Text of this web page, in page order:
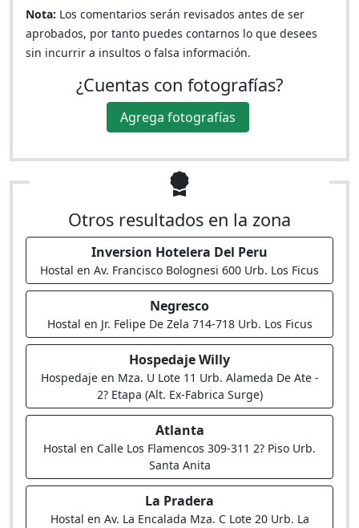
Nota: Los comentarios serán revisados antes de ser
aprobados, por tanto puedes contarnos lo que desees
sin incurrir a insultos o falsa información.
¿Cuentas con fotografías?
Agrega fotografías
Otros resultados en la zona
Inversion Hotelera Del Peru
Hostal en Av. Francisco Bolognesi 600 Urb. Los Ficus
Negresco
Hostal en Jr. Felipe De Zela 714-718 Urb. Los Ficus
Hospedaje Willy
Hospedaje en Mza. U Lote 11 Urb. Alameda De Ate -
2? Etapa (Alt. Ex-Fabrica Surge)
Atlanta
Hostal en Calle Los Flamencos 309-311 2? Piso Urb.
Santa Anita
La Pradera
Hostal en Av. La Encalada Mza. C Lote 20 Urb. La